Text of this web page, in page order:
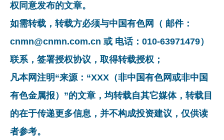
权同意发布的文章。
如需转载，转载方必须与中国有色网（ 邮件：
cnmn@cnmn.com.cn 或 电话：010-63971479）
联系，签署授权协议，取得转载授权；
凡本网注明“来源：“XXX（非中国有色网或非中国
有色金属报）”的文章，均转载自其它媒体，转载目
的在于传递更多信息，并不构成投资建议，仅供读
者参考。